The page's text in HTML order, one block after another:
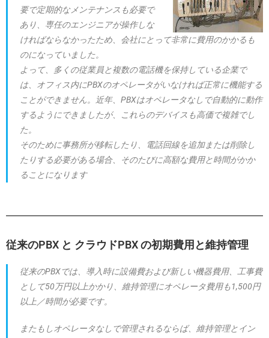
要で定期的なメンテナンスも必要で
あり、専任のエンジニアが操作しな
ければならなかったため、会社にとって非常に費用のかかるも
のになっていました。
よって、多くの従業員と複数の電話機を保持している企業で
は、オフィス内にPBXのオペレータがいなければ正常に機能する
ことができません。近年、PBXはオペレータなしで自動的に動作
するようにできましたが、これらのデバイスも高価で複雑でし
た。
そのために事務所が移転したり、電話回線を追加または削除し
たりする必要がある場合、そのたびに高額な費用と時間がかか
ることになります
従来のPBX と クラウドPBX の初期費用と維持管理
従来のPBXでは、導入時に設備費および新しい機器費用、工事費
として50万円以上かかり、維持管理にオペレータ費用も1,500円
以上／時間が必要です。
またもしオペレータなしで管理されるならば、維持管理とイン